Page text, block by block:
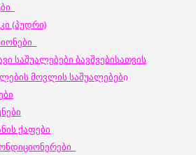
(პუდრი)
საშუალებები ბავშვებისათვის
მოვლის საშუალებები
ქაფები